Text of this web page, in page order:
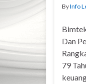
ByInfo
Dan
79